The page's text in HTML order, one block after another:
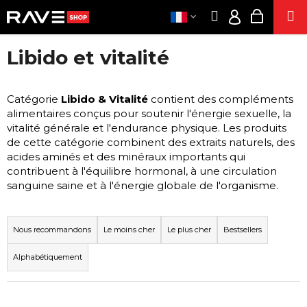
au
contenu
À BASE
Recherche
Connexion
Panier
d'achat
Libido et vitalité
Catégorie Libido & Vitalité contient des compléments
alimentaires conçus pour soutenir l'énergie sexuelle, la
vitalité générale et l'endurance physique. Les produits
de cette catégorie combinent des extraits naturels, des
acides aminés et des minéraux importants qui
contribuent à l'équilibre hormonal, à une circulation
sanguine saine et à l'énergie globale de l'organisme.
T
R
I
D
E
Nous recommandons Le moins cher Le plus cher Bestsellers
Alphabétiquement
P
A
R
Retour
Retour
U
E
C
H
E
R
C
H
E
Z
-
V